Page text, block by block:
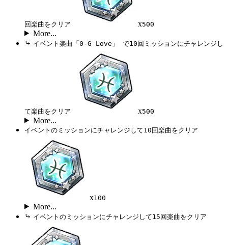
回楽曲をクリア x500
More...
⤷ イベント楽曲「0-G Love」 で10回ミッションにチャレンジし
て楽曲をクリア x500
More...
イベントのミッションにチャレンジして10回楽曲をクリア
x100
More...
⤷ イベントのミッションにチャレンジして15回楽曲をクリア